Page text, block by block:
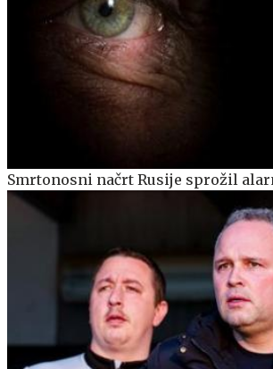
Smrtonosni načrt Rusije sprožil